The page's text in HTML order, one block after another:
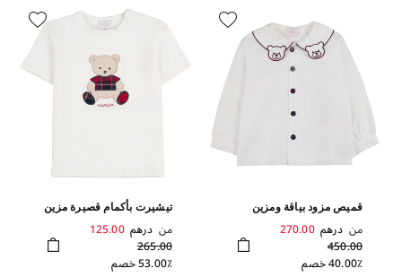
قميص مزود بياقة ومزين
من درهم 270.00
450.00
40.00٪ خصم
تيشيرت بأكمام قصيرة مزين
من درهم 125.00
265.00
53.00٪ خصم